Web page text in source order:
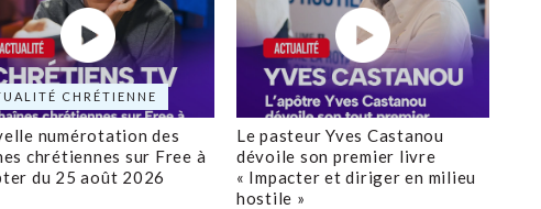
CHRÉTIENNE
numérotation des
chrétiennes sur Free à
du 25 août 2026
Le pasteur Yves Castanou
dévoile son premier livre
« Impacter et diriger en milieu
hostile »